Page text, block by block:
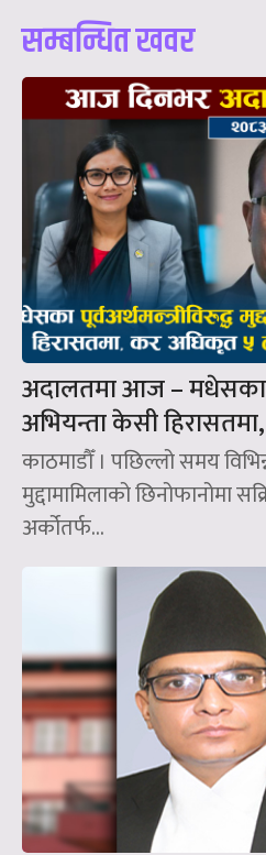
सम्बन्धित खवर
अदालतमा आज – मधेसका
अभियन्ता केसी
काठमाडौँ । पछिल्लो समय
मुद्दामामिलाको छिनोफानोमा
अर्कोतर्फ...